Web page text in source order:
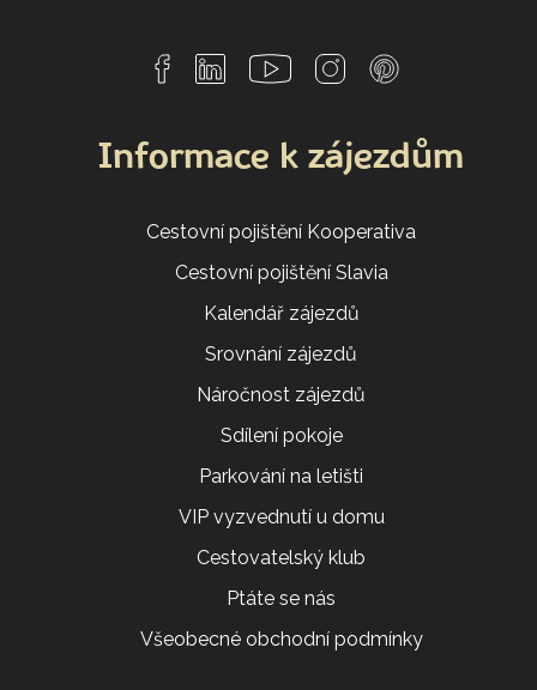
Informace k zájezdům
Cestovní pojištění Kooperativa
Cestovní pojištění Slavia
Kalendář zájezdů
Srovnání zájezdů
Náročnost zájezdů
Sdílení pokoje
Parkování na letišti
VIP vyzvednutí u domu
Cestovatelský klub
Ptáte se nás
Všeobecné obchodní podmínky